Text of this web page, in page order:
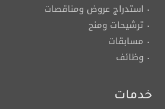
استدراج عروض ومناقصات
ترشيحات ومنح
مسابقات
وظائف
خدمات